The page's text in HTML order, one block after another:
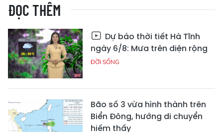
ĐỌC THÊM
Dự báo thời tiết Hà Tĩnh
ngày 6/8: Mưa trên diện rộng
ĐỜI SỐNG
Bão số 3 vừa hình thành trên
Biển Đông, hướng di chuyển
hiếm thấy